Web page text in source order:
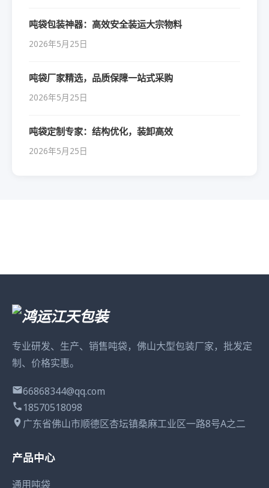
吨袋包装神器：高效安全装运大宗物料
2026年5月25日
吨袋厂家精选，品质保障一站式采购
2026年5月25日
吨袋定制专家：结构优化，装卸高效
2026年5月25日
专业研发、生产、销售吨袋，佛山大型包装厂家，批发定
制、价格实惠。
66868344@qq.com
18570518098
广东省佛山市顺德区杏坛镇桑麻工业区一路8号A之二
产品中心
通用吨袋